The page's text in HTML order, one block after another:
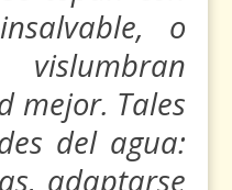
o
mejor. Tales
del agua:
adaptarse